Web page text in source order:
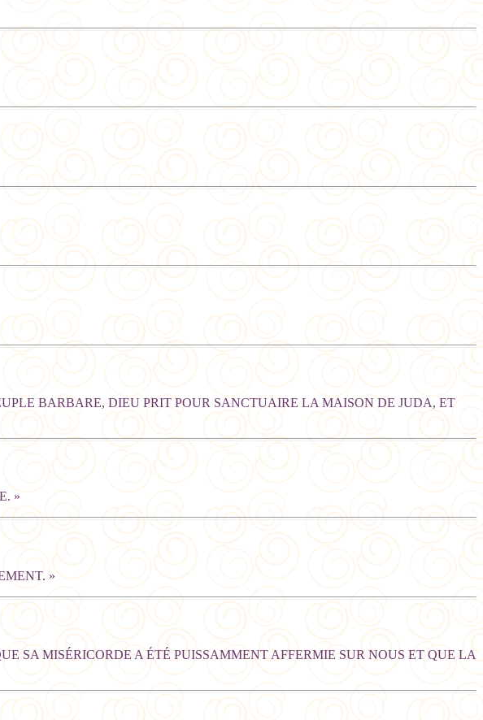
BARBARE, DIEU PRIT POUR SANCTUAIRE LA MAISON DE JUDA, ET
»
»
SA MISÉRICORDE A ÉTÉ PUISSAMMENT AFFERMIE SUR NOUS ET QUE LA